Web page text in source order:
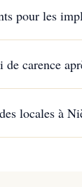
pour les
carence
locales à